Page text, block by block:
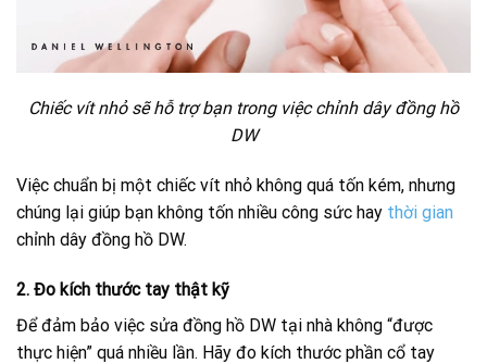
Chiếc vít nhỏ sẽ hỗ trợ bạn trong việc chỉnh dây đồng hồ
DW
Việc chuẩn bị một chiếc vít nhỏ không quá tốn kém, nhưng
chúng lại giúp bạn không tốn nhiều công sức hay thời gian
chỉnh dây đồng hồ DW.
2. Đo kích thước tay thật kỹ
Để đảm bảo việc sửa đồng hồ DW tại nhà không “được
thực hiện” quá nhiều lần. Hãy đo kích thước phần cổ tay